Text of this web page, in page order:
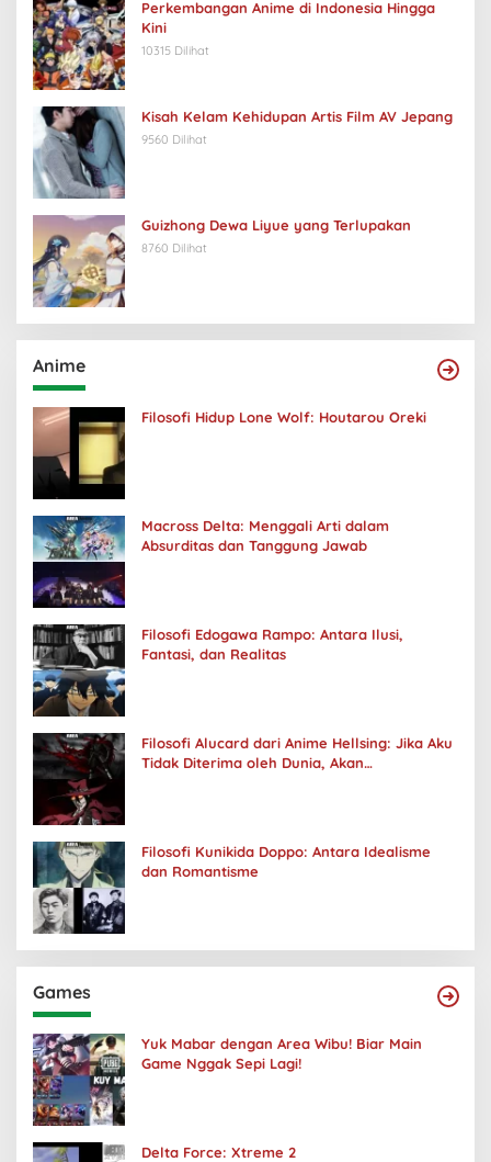
Perkembangan Anime di Indonesia Hingga
Kini
10315 Dilihat
Kisah Kelam Kehidupan Artis Film AV Jepang
9560 Dilihat
Guizhong Dewa Liyue yang Terlupakan
8760 Dilihat
Anime
Filosofi Hidup Lone Wolf: Houtarou Oreki
Macross Delta: Menggali Arti dalam
Absurditas dan Tanggung Jawab
Filosofi Edogawa Rampo: Antara Ilusi,
Fantasi, dan Realitas
Filosofi Alucard dari Anime Hellsing: Jika Aku
Tidak Diterima oleh Dunia, Akan
Filosofi Kunikida Doppo: Antara Idealisme
dan Romantisme
Games
Yuk Mabar dengan Area Wibu! Biar Main
Game Nggak Sepi Lagi!
Delta Force: Xtreme 2